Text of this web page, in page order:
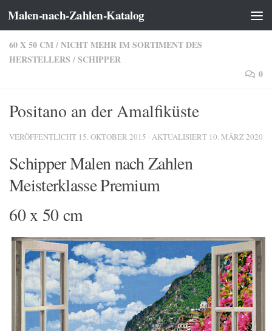
Zum Inhalt springen
Malen-nach-Zahlen-Katalog
60 X 50 CM/NICHT MEHR IM SORTIMENT DES
HERSTELLERS /SCHIPPER
0
Positano an der Amalfiküste
VERÖFFENTLICHT 15. OKTOBER 2015 · AKTUALISIERT 10. MÄRZ 2020
Schipper Malen nach Zahlen
Meisterklasse Premium
60 x 50 cm